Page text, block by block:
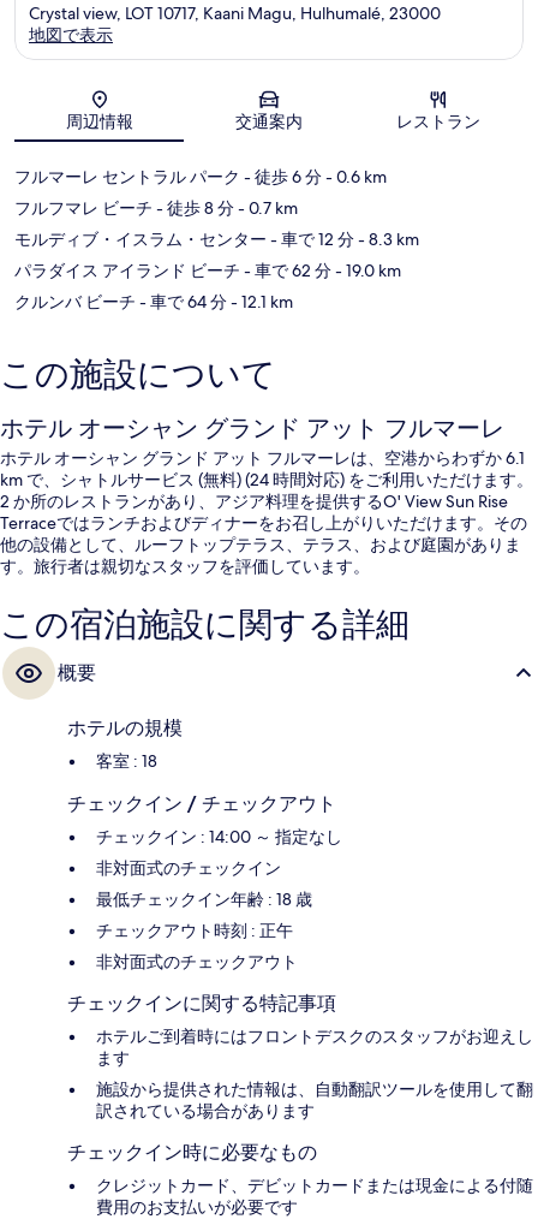
地図
Crystal view, LOT 10717, Kaani Magu, Hulhumalé, 23000
地図で表示
周辺情報 交通案内 レストラン
フルマーレ セントラル パーク - 徒歩 6 分- 0.6 km
フルフマレ ビーチ - 徒歩 8 分- 0.7 km
モルディブ・イスラム・センター - 車で 12 分- 8.3 km
パラダイス アイランド ビーチ - 車で 62 分- 19.0 km
クルンバ ビーチ - 車で 64 分- 12.1 km
この施設について
ホテル オーシャン グランド アット フルマーレ
ホテル オーシャン グランド アット フルマーレは、空港からわずか 6.1
km で、シャトルサービス (無料) (24 時間対応) をご利用いただけます。
2 か所のレストランがあり、アジア料理を提供するO' View Sun Rise
Terraceではランチおよびディナーをお召し上がりいただけます。その
他の設備として、ルーフトップテラス、テラス、および庭園がありま
す。旅行者は親切なスタッフを評価しています。
この宿泊施設に関する詳細
概要
ホテルの規模
客室 : 18
チェックイン / チェックアウト
チェックイン : 14:00 ～ 指定なし
非対面式のチェックイン
最低チェックイン年齢 : 18 歳
チェックアウト時刻 : 正午
非対面式のチェックアウト
チェックインに関する特記事項
ホテルご到着時にはフロントデスクのスタッフがお迎えし
ます
施設から提供された情報は、自動翻訳ツールを使用して翻
訳されている場合があります
チェックイン時に必要なもの
クレジットカード、デビットカードまたは現金による付随
費用のお支払いが必要です